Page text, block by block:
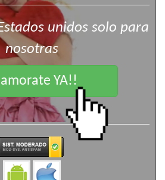
unidos solo para
nosotras
YA!!